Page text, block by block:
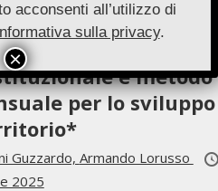
e metodo
per lo sviluppo
Guzzardo, Armando Lorusso
2025
acconsenti all’utilizzo di
sulla privacy.